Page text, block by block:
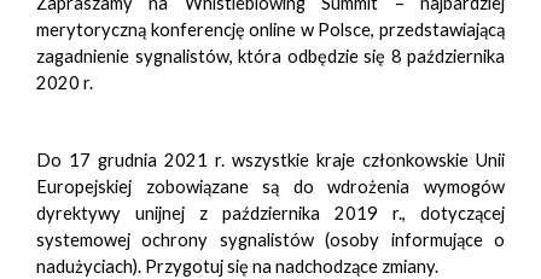
merytoryczną konferencję online w Polsce, przedstawiającą
zagadnienie sygnalistów, która odbędzie się 8 października
2020 r.
Do 17 grudnia 2021 r. wszystkie kraje członkowskie Unii
Europejskiej zobowiązane są do wdrożenia wymogów
dyrektywy unijnej z października 2019 r., dotyczącej
systemowej ochrony sygnalistów (osoby informujące o
nadużyciach). Przygotuj się na nadchodzące zmiany.